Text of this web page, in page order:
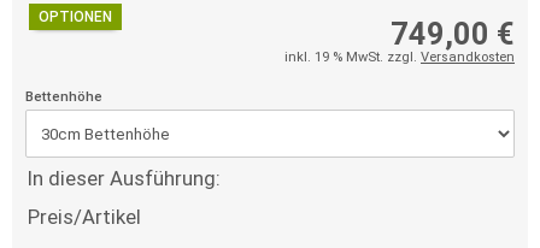
OPTIONEN 749,00 €
inkl. 19 % MwSt. zzgl. Versandkosten
Bettenhöhe
In dieser Ausführung:
Preis/Artikel